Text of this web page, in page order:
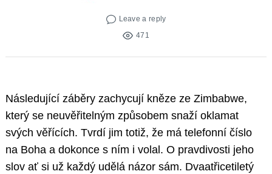
Leave a reply
471
Následující záběry zachycují kněze ze Zimbabwe,
který se neuvěřitelným způsobem snaží oklamat
svých věřících. Tvrdí jim totiž, že má telefonní číslo
na Boha a dokonce s ním i volal. O pravdivosti jeho
slov ať si už každý udělá názor sám. Dvaatřicetiletý